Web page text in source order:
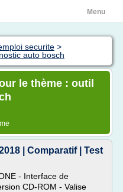
Menu
securite >
auto bosch
le thème : outil
| Comparatif | Test
- Interface de
CD-ROM - Valise